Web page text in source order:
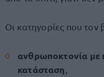
Οι κατηγορίες που τον
ανθρωποκτονία με
κατάσταση